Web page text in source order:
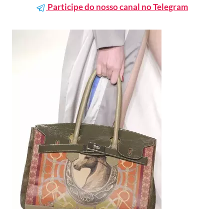
Participe do nosso canal no Telegram